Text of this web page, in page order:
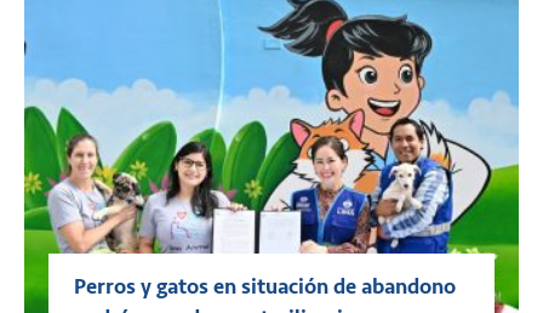
Perros y gatos en situación de abandono